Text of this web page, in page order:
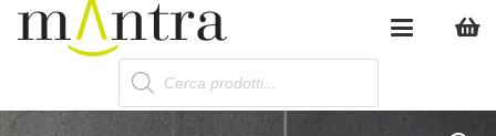
Products
search